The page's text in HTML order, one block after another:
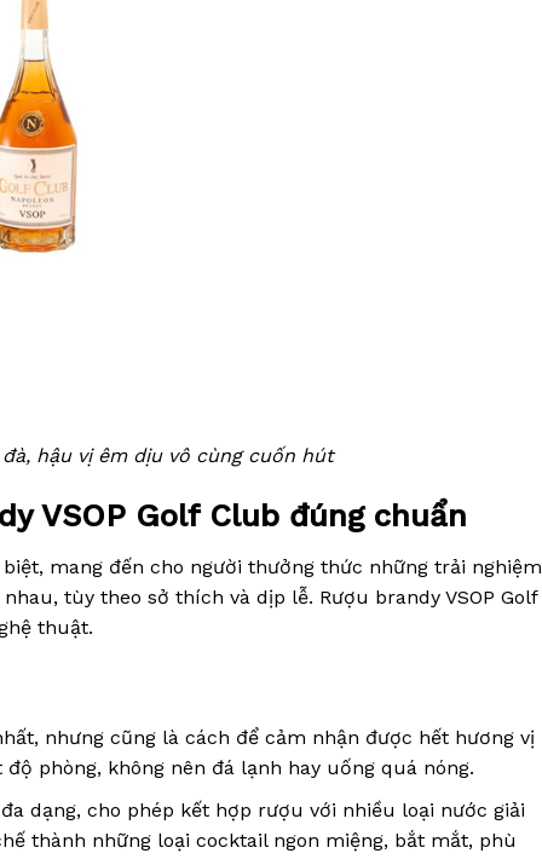
hậu vị êm dịu vô cùng cuốn hút
VSOP Golf Club đúng chuẩn
mang đến cho người thưởng thức những trải nghiệm
tùy theo sở thích và dịp lễ. Rượu brandy VSOP Golf
thuật.
nhưng cũng là cách để cảm nhận được hết hương vị
phòng, không nên đá lạnh hay uống quá nóng.
dạng, cho phép kết hợp rượu với nhiều loại nước giải
thành những loại cocktail ngon miệng, bắt mắt, phù